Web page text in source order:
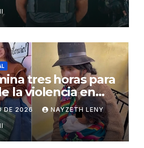
tres horas para
la violencia en
DE 2026 NAYZETH LENY